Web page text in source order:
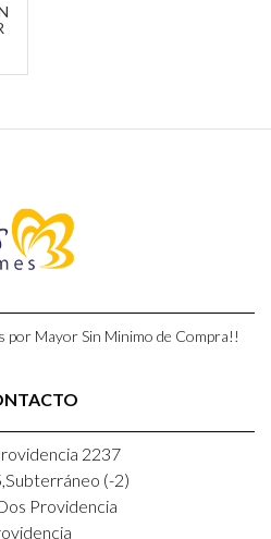
por Mayor Sin Minimo de Compra!!
2237
(-2)
Providencia